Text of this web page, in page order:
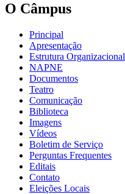
O Câmpus
Principal
Apresentação
Estrutura Organizacional
NAPNE
Documentos
Teatro
Comunicação
Biblioteca
Imagens
Vídeos
Boletim de Serviço
Perguntas Frequentes
Editais
Contato
Eleições Locais